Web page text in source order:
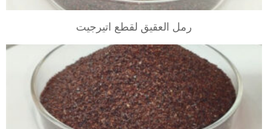
رمل العقيق لقطع اتيرجيت
VIEW